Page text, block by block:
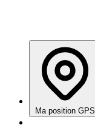
Ma position GPS